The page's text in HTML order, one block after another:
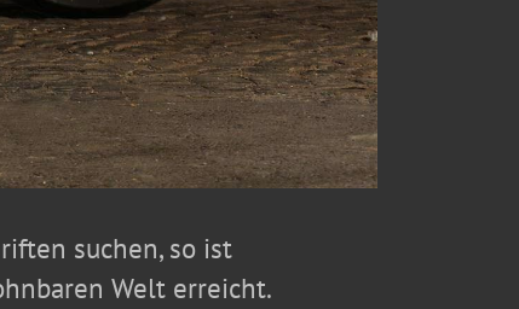
suchen, so ist
Welt erreicht.